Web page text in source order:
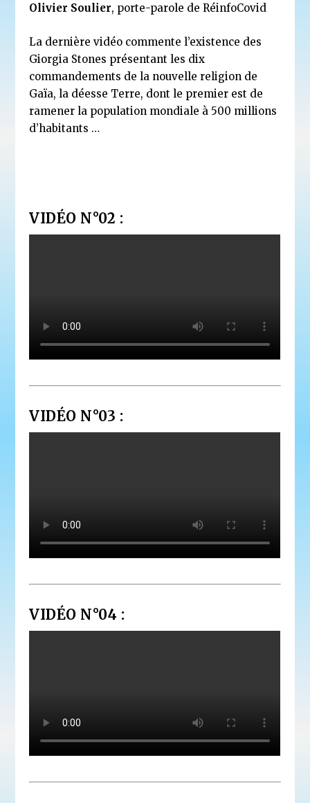
Olivier Soulier, porte-parole de RéinfoCovid
La dernière vidéo commente l’existence des
Giorgia Stones présentant les dix
commandements de la nouvelle religion de
Gaïa, la déesse Terre, dont le premier est de
ramener la population mondiale à 500 millions
d’habitants …
VIDÉO N°02 :
VIDÉO N°03 :
VIDÉO N°04 :